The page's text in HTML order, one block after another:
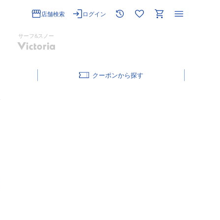
店舗検索 ログイン
サーフ&スノー
クーポン